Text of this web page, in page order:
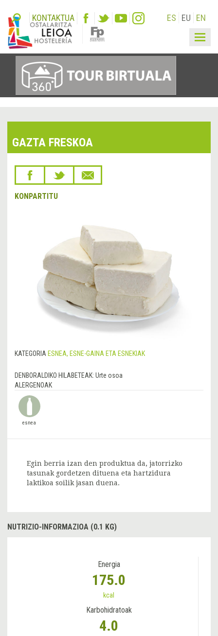
KONTAKTUA ES EU EN
GAZTA FRESKOA
KONPARTITU
KATEGORIA ESNEA, ESNE-GAINA ETA ESNEKIAK
DENBORALDIKO HILABETEAK: Urte osoa
ALERGENOAK
esnea
Egin berria izan den produktua da, jatorrizko
tasunak gordetzen dituena eta hartzidura
laktikoa soilik jasan duena.
NUTRIZIO-INFORMAZIOA (0.1 KG)
Energia
175.0
kcal
Karbohidratoak
4.0